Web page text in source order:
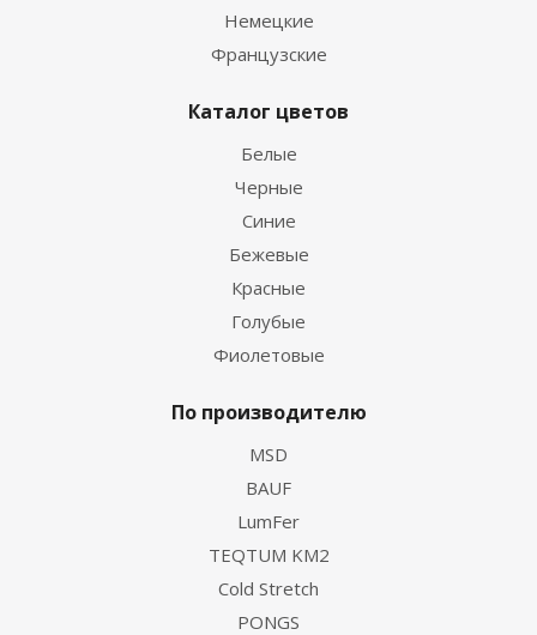
Немецкие
Французские
Каталог цветов
Белые
Черные
Синие
Бежевые
Красные
Голубые
Фиолетовые
По производителю
MSD
BAUF
LumFer
TEQTUM KM2
Cold Stretch
PONGS